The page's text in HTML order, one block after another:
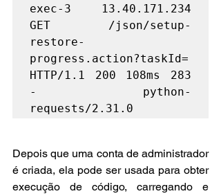
exec-3 13.40.171.234
GET /json/setup-
restore-
progress.action?taskId=
HTTP/1.1 200 108ms 283
- python-
requests/2.31.0
Depois que uma conta de administrador
é criada, ela pode ser usada para obter
execução de código, carregando e